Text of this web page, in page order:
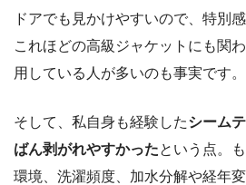
ドアでも見かけやすいので、特別
これほどの高級ジャケットにも関
用している人が多いのも事実です。
そして、私自身も経験したシーム
ばん剥がれやすかったという点。
環境、洗濯頻度、加水分解や経年